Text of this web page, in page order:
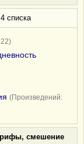
4 списка
(Произведений:
смешение